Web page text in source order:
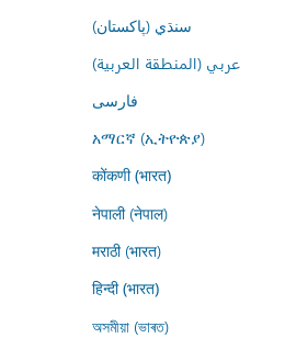
سنڌي (پاکستان)
عربي (المنطقة العربية)
فارسى
አማርኛ (ኢትዮጵያ)
कोंकणी (भारत)
नेपाली (नेपाल)
मराठी (भारत)
हिन्दी (भारत)
অসমীয়া (ভাৰত)